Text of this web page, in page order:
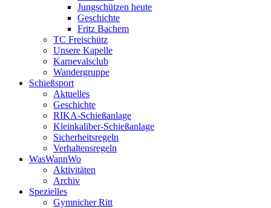
Jungschützen heute
Geschichte
Fritz Bachem
TC Freischütz
Unsere Kapelle
Karnevalsclub
Wandergruppe
Schießsport
Aktuelles
Geschichte
RIKA-Schießanlage
Kleinkaliber-Schießanlage
Sicherheitsregeln
Verhaltensregeln
WasWannWo
Aktivitäten
Archiv
Spezielles
Gymnicher Ritt